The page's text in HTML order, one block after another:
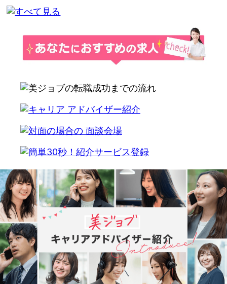
write alternate html code here for ad insignt server
not respond